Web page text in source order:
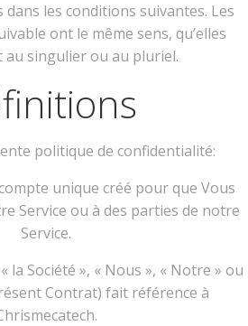
les conditions suivantes. Les
ont le même sens, qu’elles
au singulier ou au pluriel.
politique de confidentialité:
unique créé pour que Vous
Service ou à des parties de notre
Service.
la Société », « Nous », « Notre » ou
Contrat) fait référence à